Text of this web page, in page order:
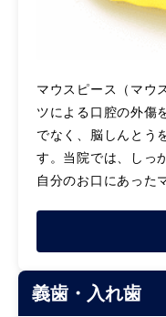
マウスピース（マウ
ツによる口腔の外傷
でなく、脳しんとう
す。当院では、しっ
自分のお口にあった
義歯・入れ歯